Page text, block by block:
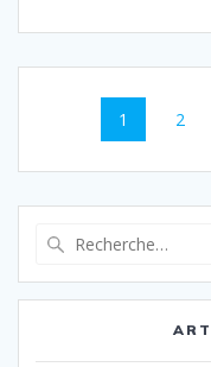
Navigation
sein
des
articles
Page
1 Page
2